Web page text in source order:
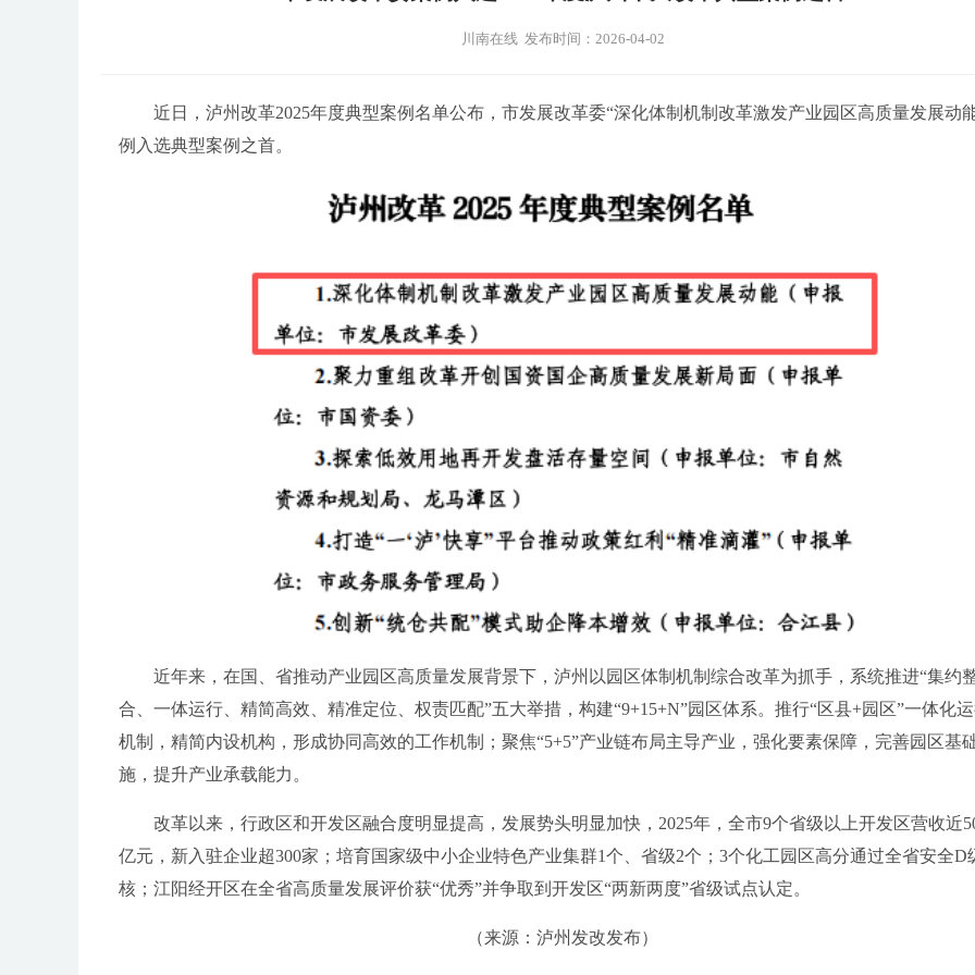
川南在线 发布时间：2026-04-02
近日，泸州改革2025年度典型案例名单公布，市发展改革委“深化体制机制改革激发产业园区高质量发展动
例入选典型案例之首。
近年来，在国、省推动产业园区高质量发展背景下，泸州以园区体制机制综合改革为抓手，系统推进“集约
合、一体运行、精简高效、精准定位、权责匹配”五大举措，构建“9+15+N”园区体系。推行“区县+园区”一体化
机制，精简内设机构，形成协同高效的工作机制；聚焦“5+5”产业链布局主导产业，强化要素保障，完善园区基
施，提升产业承载能力。
改革以来，行政区和开发区融合度明显提高，发展势头明显加快，2025年，全市9个省级以上开发区营收近
亿元，新入驻企业超300家；培育国家级中小企业特色产业集群1个、省级2个；3个化工园区高分通过全省安全D
核；江阳经开区在全省高质量发展评价获“优秀”并争取到开发区“两新两度”省级试点认定。
（来源：泸州发改发布）